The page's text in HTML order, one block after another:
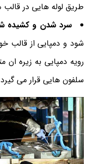
طریق لوله هایی در
سرد شدن و کشیده
شود و دمپایی از قالب
رویه دمپایی به زیره
سلفون هایی قرار می